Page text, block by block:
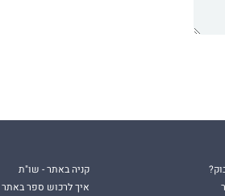
קניה באתר - שו"ת
איך לרכוש ספר באתר